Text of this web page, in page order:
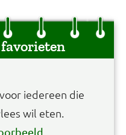
iedereen die
wil eten.